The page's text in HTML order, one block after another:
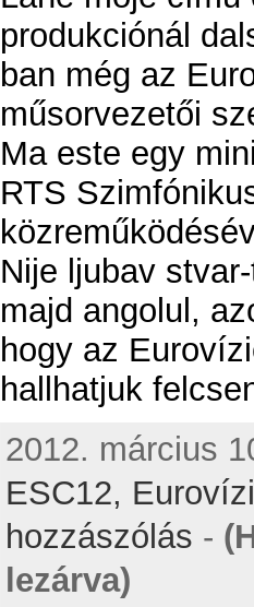
produkciónál
ban még az
műsorvezetői
Ma este egy
RTS
Nije ljubav
majd angolul,
hogy az
hallhatjuk
2012. március
ESC12,
hozzászólás -
lezárva)